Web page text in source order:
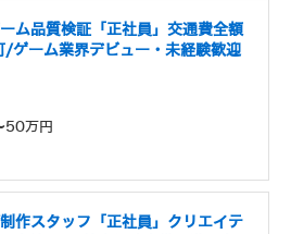
ム品質検証「正社員」交通費全額
ゲーム業界デビュー・未経験歓迎
50万円
作スタッフ「正社員」クリエイテ